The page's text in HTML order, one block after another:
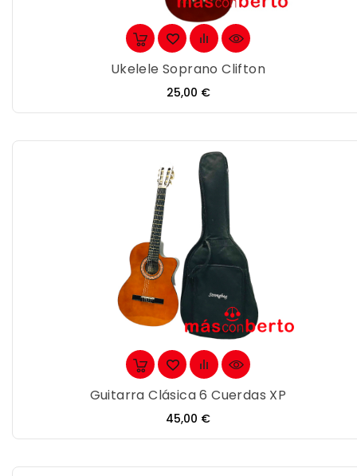
Ukelele Soprano Clifton
Precio
25,00 €
Guitarra Clásica 6 Cuerdas XP
Precio
45,00 €